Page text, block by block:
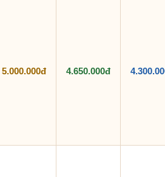
5.000.000đ 4.650.000đ